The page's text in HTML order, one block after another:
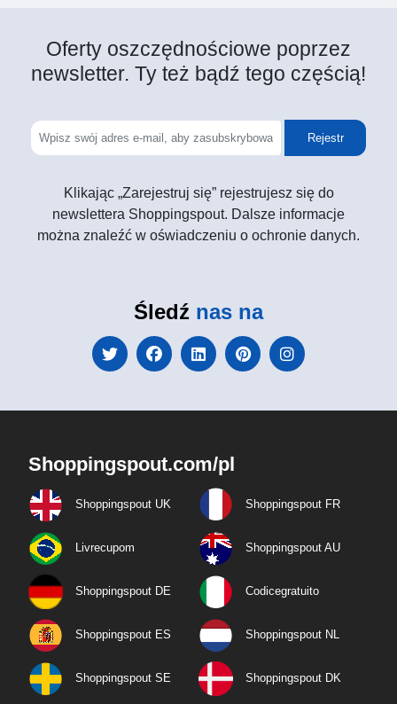
Oferty oszczędnościowe poprzez
newsletter. Ty też bądź tego częścią!
Rejestr
Klikając „Zarejestruj się” rejestrujesz się do
newslettera Shoppingspout. Dalsze informacje
można znaleźć w oświadczeniu o ochronie danych.
Śledź nas na
Shoppingspout.com/pl
Shoppingspout UK Shoppingspout FR
Livrecupom Shoppingspout AU
Shoppingspout DE Codicegratuito
Shoppingspout ES Shoppingspout NL
Shoppingspout SE Shoppingspout DK